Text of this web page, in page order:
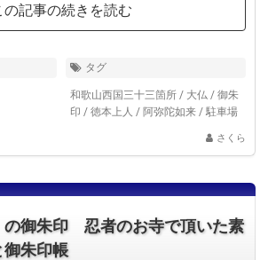
の記事の続きを読む
タグ
和歌山西国三十三箇所 / 大仏 / 御朱
印 / 徳本上人 / 阿弥陀如来 / 駐車場
さくら
の御朱印 忍者のお寺で頂いた素
御朱印帳